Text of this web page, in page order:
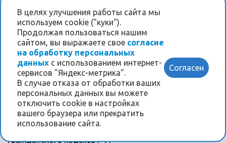
В целях улучшения работы сайта мы
используем cookie ("куки").
Продолжая пользоваться нашим
сайтом, вы выражаете свое согласие
на обработку персональных
данных с использованием интернет-
сервисов "Яндекс-метрика".
В случае отказа от обработки ваших
персональных данных вы можете
отключить cookie в настройках
вашего браузера или прекратить
использование сайта.
Согласен
Мы в соцсетях
Информация на данном интернет-сайте носит
исключительно ознакомительный характер и ни при
каких условиях не является публичной офертой,
определяемой положениями Статьи 437
Гражданского кодекса РФ.